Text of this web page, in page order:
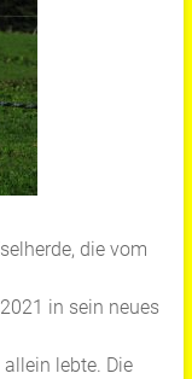
die vom
in sein neues
lebte. Die